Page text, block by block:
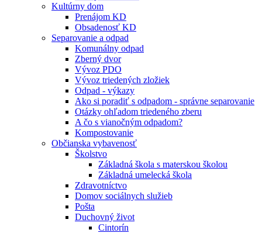
Kultúrny dom
Prenájom KD
Obsadenosť KD
Separovanie a odpad
Komunálny odpad
Zberný dvor
Vývoz PDO
Vývoz triedených zložiek
Odpad - výkazy
Ako si poradiť s odpadom - správne separovanie
Otázky ohľadom triedeného zberu
A čo s vianočným odpadom?
Kompostovanie
Občianska vybavenosť
Školstvo
Základná škola s materskou školou
Základná umelecká škola
Zdravotníctvo
Domov sociálnych služieb
Pošta
Duchovný život
Cintorín